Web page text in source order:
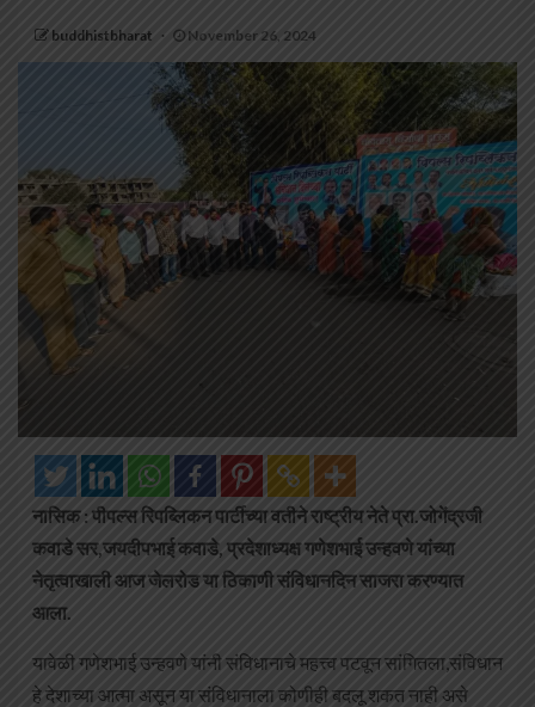
buddhistbharat November 26, 2024
नासिक : पीपल्स रिपब्लिकन पार्टीच्या वतीने राष्ट्रीय नेते प्रा.जोगेंद्रजी
कवाडे सर,जयदीपभाई कवाडे, प्रदेशाध्यक्ष गणेशभाई उन्हवणे यांच्या
नेतृत्वाखाली आज जेलरोड या ठिकाणी संविधानदिन साजरा करण्यात
आला.
यावेळी गणेशभाई उन्हवणे यांनी संविधानाचे महत्त्व पटवून सांगितला,संविधान
हे देशाच्या आत्मा असून या संविधानाला कोणीही बदलू शकत नाही असे